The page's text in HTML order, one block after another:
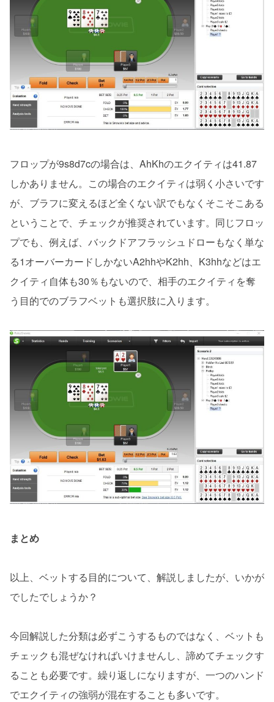
フロップが9s8d7cの場合は、AhKhのエクイティは41.87
しかありません。この場合のエクイティは弱く小さいです
が、ブラフに変えるほど全くない訳でもなくそこそこある
ということで、チェックが推奨されています。同じフロッ
プでも、例えば、バックドアフラッシュドローもなく単な
る1オーバーカードしかないA2hhやK2hh、K3hhなどはエ
クイティ自体も30％もないので、相手のエクイティを奪
う目的でのブラフベットも選択肢に入ります。
まとめ
以上、ベットする目的について、解説しましたが、いかが
でしたでしょうか？
今回解説した分類は必ずこうするものではなく、ベットも
チェックも混ぜなければいけませんし、諦めてチェックす
ることも必要です。繰り返しになりますが、一つのハンド
でエクイティの強弱が混在することも多いです。